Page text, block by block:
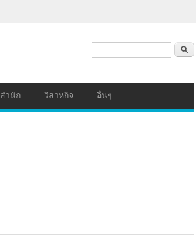
ค้นหา
สำนัก วิสาหกิจ อื่นๆ